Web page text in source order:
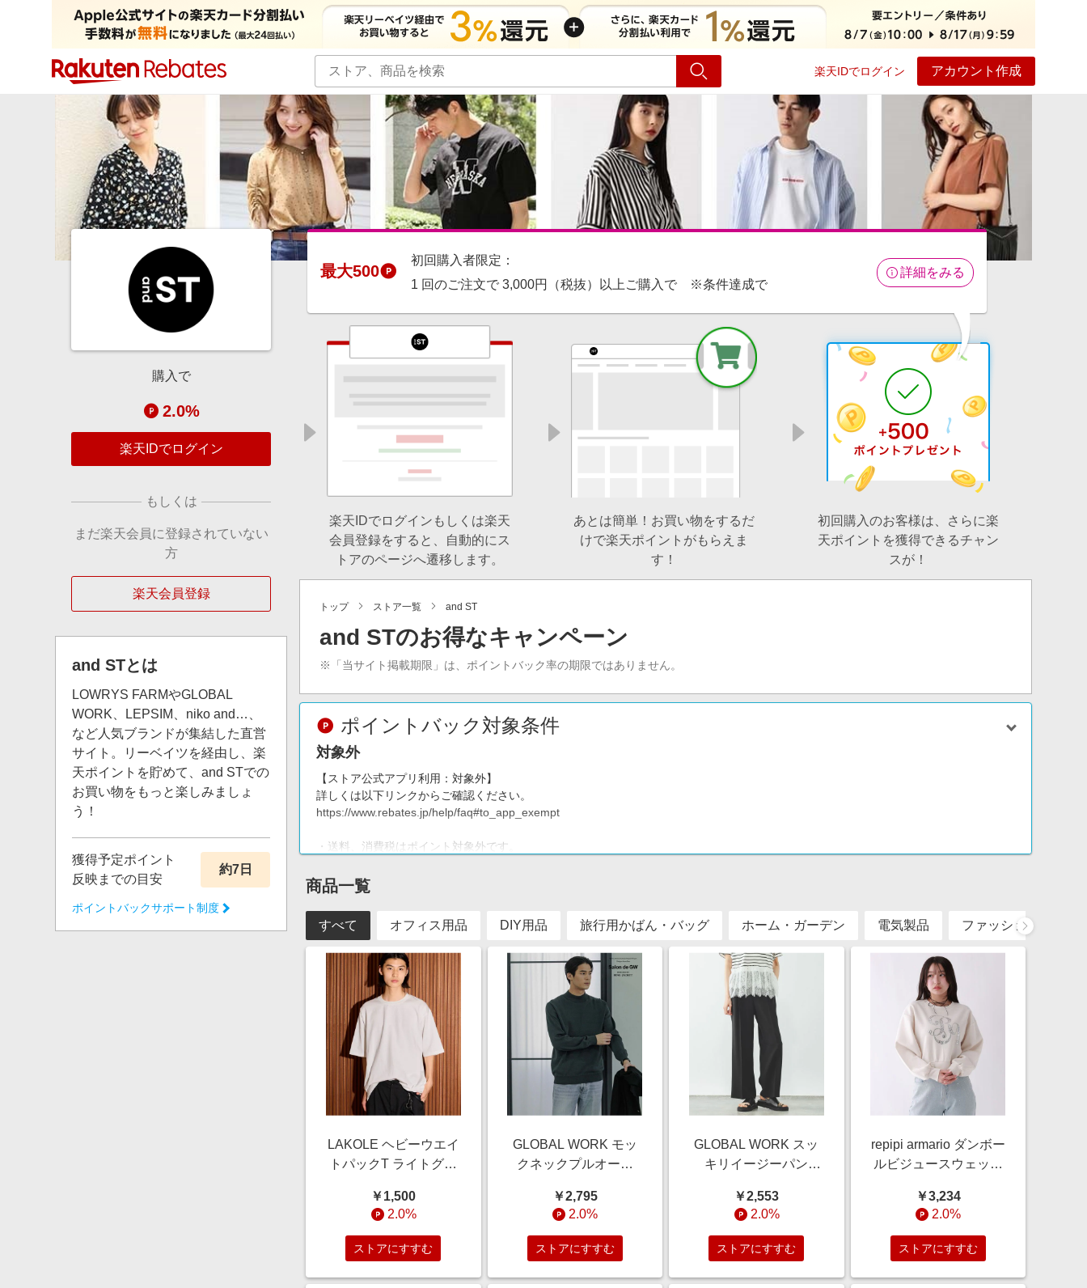
楽天IDでログイン アカウント作成
カテゴリー一覧 イベント一覧 ショッピング
購入で
2.0%
楽天IDでログイン
もしくは
まだ楽天会員に登録されていない
方
楽天会員登録
and STとは
LOWRYS FARMやGLOBAL
WORK、LEPSIM、niko and…、
など人気ブランドが集結した直営
サイト。リーベイツを経由し、楽
天ポイントを貯めて、and STでの
お買い物をもっと楽しみましょ
う！
獲得予定ポイント
反映までの目安
約7日
ポイントバックサポート制度
最大500
初回購入者限定：
1 回のご注文で 3,000円（税抜）以上ご購入で ※条件達成で
詳細をみる
楽天IDでログインもしくは楽天
会員登録をすると、自動的にス
トアのページへ遷移します。
あとは簡単！お買い物をするだ
けで楽天ポイントがもらえま
す！
初回購入のお客様は、さらに楽
天ポイントを獲得できるチャン
スが！
トップ ストア一覧 and ST
and STのお得なキャンペーン
※「当サイト掲載期限」は、ポイントバック率の期限ではありません。
ポイントバック対象条件
対象外
【ストア公式アプリ利用：対象外】
詳しくは以下リンクからご確認ください。
https://www.rebates.jp/help/faq#to_app_exempt
・送料、消費税はポイント対象外です。
・カード決済、コンビニ払い、代引き決済、Paidy、Amazonpay、以外でお支払いの場合は購入金額全てがポイント対象外です。
・dポイントご利用時はdポイント分が差し引かれる前の金額に対して楽天ポイントが付与されます。
1オーダーあたりの購入が10万円以上（※）の商品購入は成果対象外となります。
※消費税、自社ポイント・クーポン利用分、送料を含まず。
商品一覧
すべて オフィス用品 DIY用品 旅行用かばん・バッグ ホーム・ガーデン 電気製品 ファッション・アク
LAKOLE ヘビーウエイ
トパックT ライトグレ
コレ 654104 and ST ア
ンドエスティ（旧ドッ
トエスティ）
￥1,500
2.0%
ストアにすすむ
GLOBAL WORK モッ
クネックプルオーバ
GW/288737/アウトレ
ット価格 チャコールグ
レー L メンズインナー
グローバルワーク
288737 and ST アンド
￥2,795
2.0%
ストアにすすむ
GLOBAL WORK スッ
キリイージーパン
ウィメンズボトムス グ
ローバルワーク
629832 and ST アンド
エスティ（旧ドットエ
スティ）
￥2,553
2.0%
ストアにすすむ
repipi armario ダンボー
ルビジュースウェット
ズインナー レピピアル
マリオ 643368 and ST
アンドエスティ（旧ド
ットエスティ）
￥3,234
2.0%
ストアにすすむ